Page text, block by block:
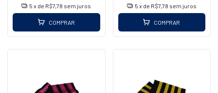
5 x de R$7,78 sem juros
COMPRAR
5 x de R$7,78 sem juros
COMPRAR